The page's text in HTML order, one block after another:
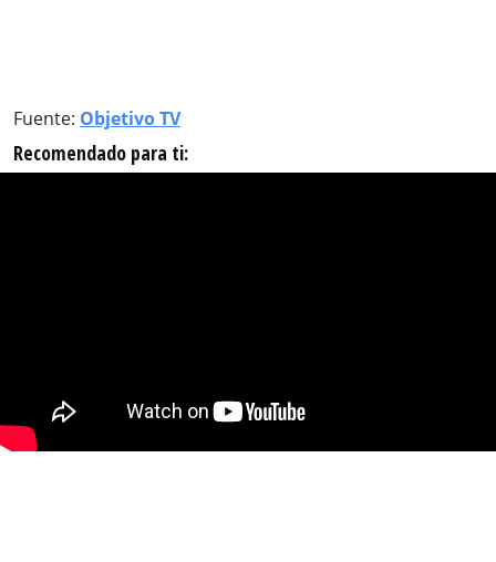
Fuente: Objetivo TV
Recomendado para ti: